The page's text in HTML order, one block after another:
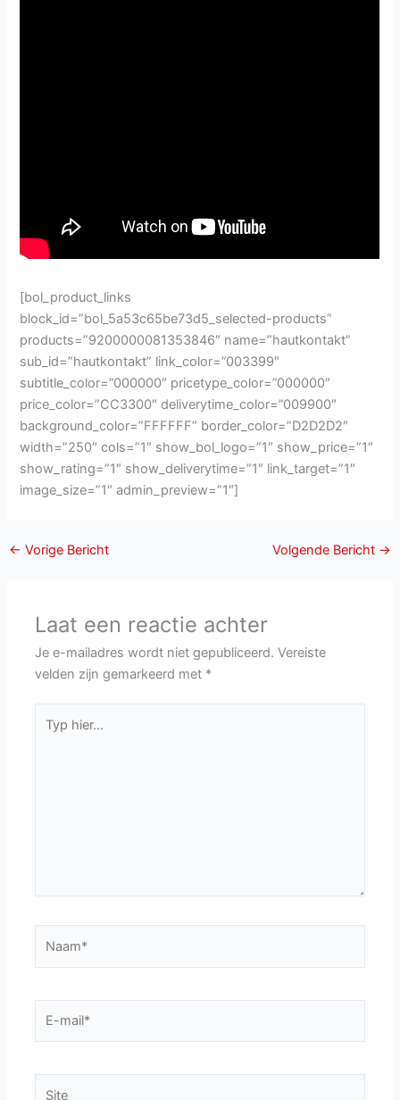
[bol_product_links
block_id=”bol_5a53c65be73d5_selected-products”
products=”9200000081353846″ name=”hautkontakt”
sub_id=”hautkontakt” link_color=”003399″
subtitle_color=”000000″ pricetype_color=”000000″
price_color=”CC3300″ deliverytime_color=”009900″
background_color=”FFFFFF” border_color=”D2D2D2″
width=”250″ cols=”1″ show_bol_logo=”1″ show_price=”1″
show_rating=”1″ show_deliverytime=”1″ link_target=”1″
image_size=”1″ admin_preview=”1″]
← Vorige Bericht Volgende Bericht →
Laat een reactie achter
Je e-mailadres wordt niet gepubliceerd. Vereiste
velden zijn gemarkeerd met *
hier...